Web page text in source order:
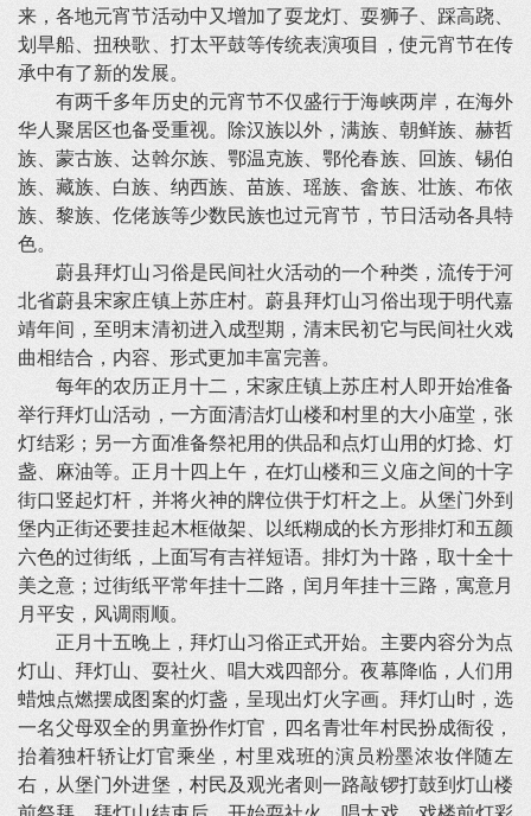
来，各地元宵节活动中又增加了耍龙灯、耍狮子、踩高跷、
划旱船、扭秧歌、打太平鼓等传统表演项目，使元宵节在传
承中有了新的发展。
有两千多年历史的元宵节不仅盛行于海峡两岸，在海外
华人聚居区也备受重视。除汉族以外，满族、朝鲜族、赫哲
族、蒙古族、达斡尔族、鄂温克族、鄂伦春族、回族、锡伯
族、藏族、白族、纳西族、苗族、瑶族、畲族、壮族、布依
族、黎族、仡佬族等少数民族也过元宵节，节日活动各具特
色。
蔚县拜灯山习俗是民间社火活动的一个种类，流传于河
北省蔚县宋家庄镇上苏庄村。蔚县拜灯山习俗出现于明代嘉
靖年间，至明末清初进入成型期，清末民初它与民间社火戏
曲相结合，内容、形式更加丰富完善。
每年的农历正月十二，宋家庄镇上苏庄村人即开始准备
举行拜灯山活动，一方面清洁灯山楼和村里的大小庙堂，张
灯结彩；另一方面准备祭祀用的供品和点灯山用的灯捻、灯
盏、麻油等。正月十四上午，在灯山楼和三义庙之间的十字
街口竖起灯杆，并将火神的牌位供于灯杆之上。从堡门外到
堡内正街还要挂起木框做架、以纸糊成的长方形排灯和五颜
六色的过街纸，上面写有吉祥短语。排灯为十路，取十全十
美之意；过街纸平常年挂十二路，闰月年挂十三路，寓意月
月平安，风调雨顺。
正月十五晚上，拜灯山习俗正式开始。主要内容分为点
灯山、拜灯山、耍社火、唱大戏四部分。夜幕降临，人们用
蜡烛点燃摆成图案的灯盏，呈现出灯火字画。拜灯山时，选
一名父母双全的男童扮作灯官，四名青壮年村民扮成衙役，
抬着独杆轿让灯官乘坐，村里戏班的演员粉墨浓妆伴随左
右，从堡门外进堡，村民及观光者则一路敲锣打鼓到灯山楼